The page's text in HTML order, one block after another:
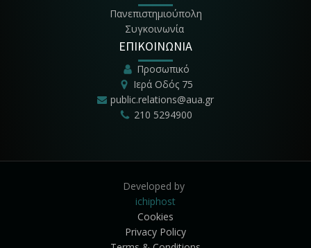
Πανεπιστημιούπολη
Συγκοινωνία
ΕΠΙΚΟΙΝΩΝΙΑ
Προσωπικό
Ιερά Οδός 75
public.relations@aua.gr
210 5294900
Developed by
ichiphost
Cookies
Privacy Policy